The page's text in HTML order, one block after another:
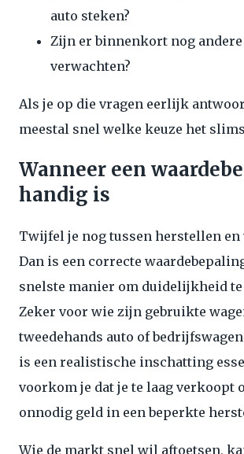
auto steken?
Zijn er binnenkort nog
verwachten?
Als je op die vragen eerlijk
meestal snel welke keuze het
Wanneer een
handig is
Twijfel je nog tussen herstellen en
Dan is een correcte
snelste manier om duidelijkheid
Zeker voor wie zijn gebruikte
tweedehands auto of
is een realistische inschatting
voorkom je dat je te laag verkoopt
onnodig geld in een beperkte
Wie de markt snel wil aftoetsen,